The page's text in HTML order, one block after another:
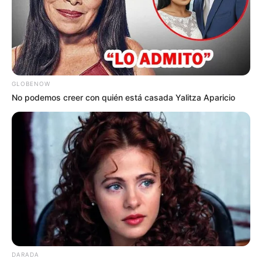
parque temático de dinosaurios Yamuro
Mesitas del Colegiodonde los visitantes podrán disfrutar
de piscinas con novedosos toboganes, cascadas
temáticas y shows en vivo.
Este lugar que ha sido visitado por más de 3.000.000
turistas, cuenta con esculturas de dinosaurios gigantes y
uno de los que más llama la atención, es el dino cuello
largo que tiene 20 metros de alto.
Recorrer todo el parque es como vivir una aventura
GLOBENOW
No podemos creer con quién está casada Yalitza Aparicio
DARADA